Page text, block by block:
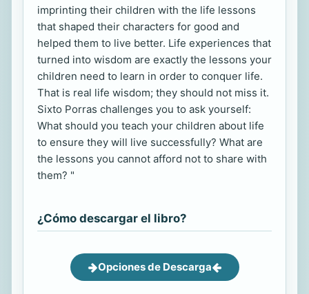
imprinting their children with the life lessons
that shaped their characters for good and
helped them to live better. Life experiences that
turned into wisdom are exactly the lessons your
children need to learn in order to conquer life.
That is real life wisdom; they should not miss it.
Sixto Porras challenges you to ask yourself:
What should you teach your children about life
to ensure they will live successfully? What are
the lessons you cannot afford not to share with
them? "
¿Cómo descargar el libro?
Opciones de Descarga